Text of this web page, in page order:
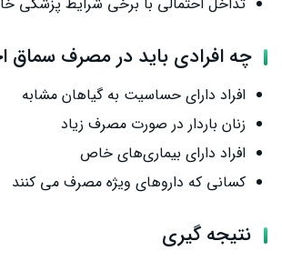
چه افرادی باید در مصرف سماق
افراد دارای حساسیت به گیاهان مشابه
زنان باردار در صورت مصرف زیاد
افراد دارای بیماری‌های خاص
کسانی که داروهای ویژه مصرف می ‌کنند
نتیجه گیری